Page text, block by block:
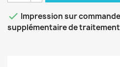
 Impression sur
supplémentaire de